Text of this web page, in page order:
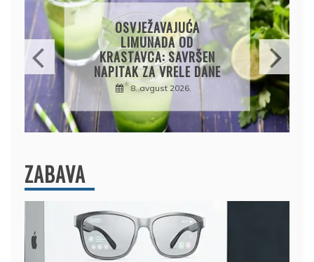
KROMPIRUŠA IZLIVAČA:
JEDNOSTAVNA PITA BEZ
KORA, HRSKAVA I
UKUSNA
8. avgust 2026.
ZABAVA